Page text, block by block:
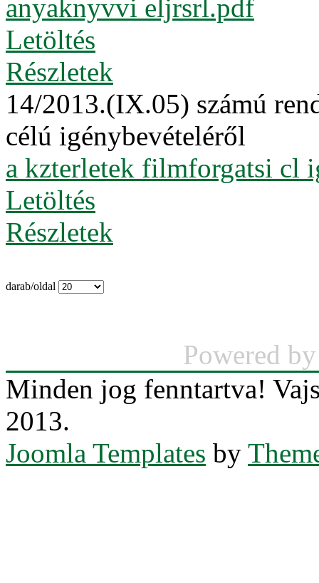
anyaknyvvi eljrsrl.pdf
Letöltés
Részletek
14/2013.(IX.05) számú
célú igénybevételéről
a kzterletek filmforgatsi cl
Letöltés
Részletek
darab/oldal
Powered
Minden jog fenntartva!
2013.
Joomla Templates by